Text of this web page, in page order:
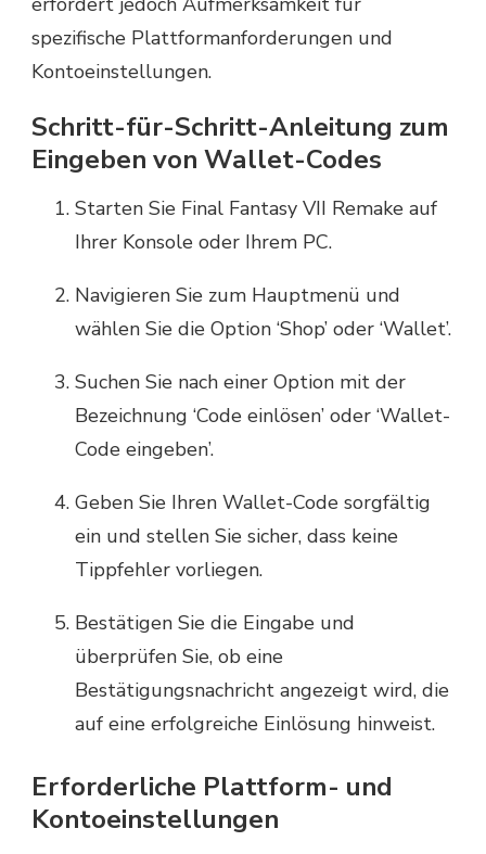
spezifische Plattformanforderungen und
Kontoeinstellungen.
Schritt-für-Schritt-Anleitung zum
Eingeben von Wallet-Codes
Starten Sie Final Fantasy VII Remake auf
Ihrer Konsole oder Ihrem PC.
Navigieren Sie zum Hauptmenü und
wählen Sie die Option ‘Shop’ oder ‘Wallet’.
Suchen Sie nach einer Option mit der
Bezeichnung ‘Code einlösen’ oder ‘Wallet-
Code eingeben’.
Geben Sie Ihren Wallet-Code sorgfältig
ein und stellen Sie sicher, dass keine
Tippfehler vorliegen.
Bestätigen Sie die Eingabe und
überprüfen Sie, ob eine
Bestätigungsnachricht angezeigt wird, die
auf eine erfolgreiche Einlösung hinweist.
Erforderliche Plattform- und
Kontoeinstellungen